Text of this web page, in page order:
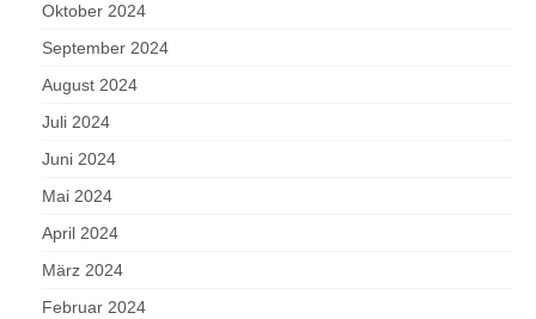
Oktober 2024
September 2024
August 2024
Juli 2024
Juni 2024
Mai 2024
April 2024
März 2024
Februar 2024